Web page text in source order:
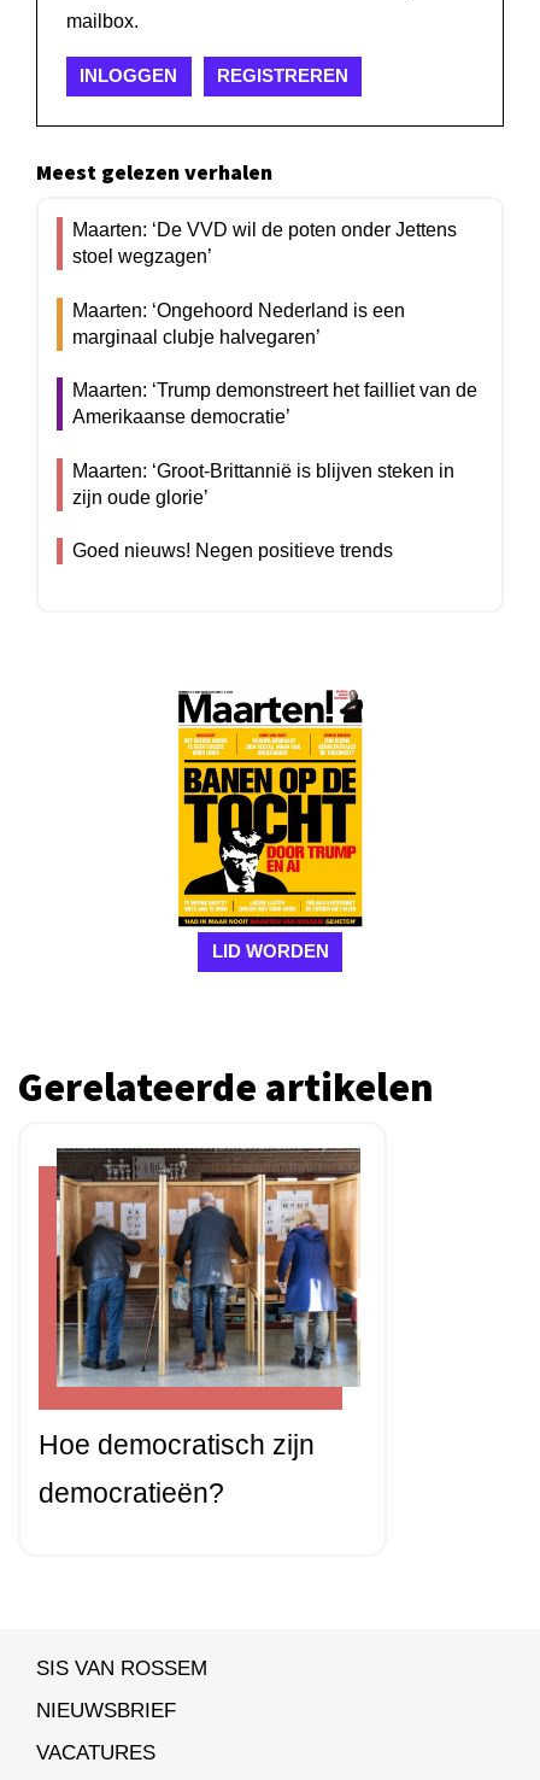
mailbox.
INLOGGEN REGISTREREN
Meest gelezen verhalen
Maarten: ‘De VVD wil de poten onder Jettens
stoel wegzagen’
Maarten: ‘Ongehoord Nederland is een
marginaal clubje halvegaren’
Maarten: ‘Trump demonstreert het failliet van de
Amerikaanse democratie’
Maarten: ‘Groot-Brittannië is blijven steken in
zijn oude glorie’
Goed nieuws! Negen positieve trends
LID WORDEN
Gerelateerde artikelen
Hoe democratisch zijn
democratieën?
SIS VAN ROSSEM
NIEUWSBRIEF
VACATURES